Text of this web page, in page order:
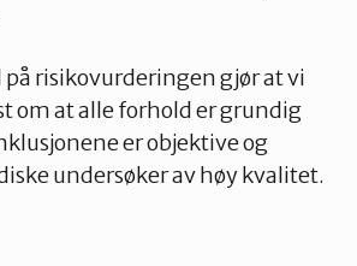
på risikovurderingen gjør at vi
om at alle forhold er grundig
er objektive og
undersøker av høy kvalitet.